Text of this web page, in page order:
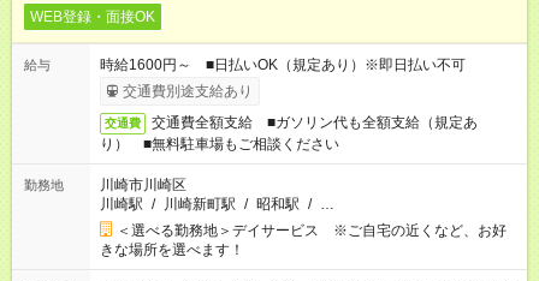
WEB登録・面接OK
給与
時給1600円～ ■日払いOK（規定あり）※即日払い不可
交通費別途支給あり
交通費
交通費全額支給 ■ガソリン代も全額支給（規定あ
り） ■無料駐車場もご相談ください
勤務地
川崎市川崎区
川崎駅 / 川崎新町駅 / 昭和駅 / …
＜選べる勤務地＞デイサービス ※ご自宅の近くなど、お好
きな場所を選べます！